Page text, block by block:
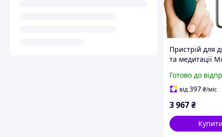
Пристрій для
та медитації
Обладнання
стресу та
Готово до
від397₴/міс
3 967₴